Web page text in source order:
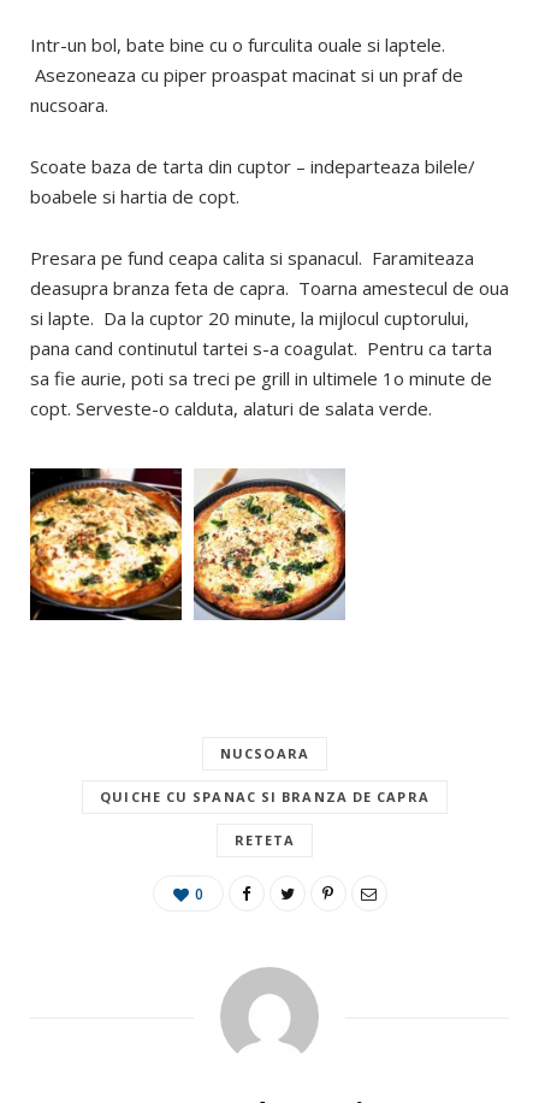
Intr-un bol, bate bine cu o furculita ouale si laptele.
Asezoneaza cu piper proaspat macinat si un praf de
nucsoara.
Scoate baza de tarta din cuptor – indeparteaza bilele/
boabele si hartia de copt.
Presara pe fund ceapa calita si spanacul. Faramiteaza
deasupra branza feta de capra. Toarna amestecul de oua
si lapte. Da la cuptor 20 minute, la mijlocul cuptorului,
pana cand continutul tartei s-a coagulat. Pentru ca tarta
sa fie aurie, poti sa treci pe grill in ultimele 1o minute de
copt. Serveste-o calduta, alaturi de salata verde.
NUCSOARA
QUICHE CU SPANAC SI BRANZA DE CAPRA
RETETA
0